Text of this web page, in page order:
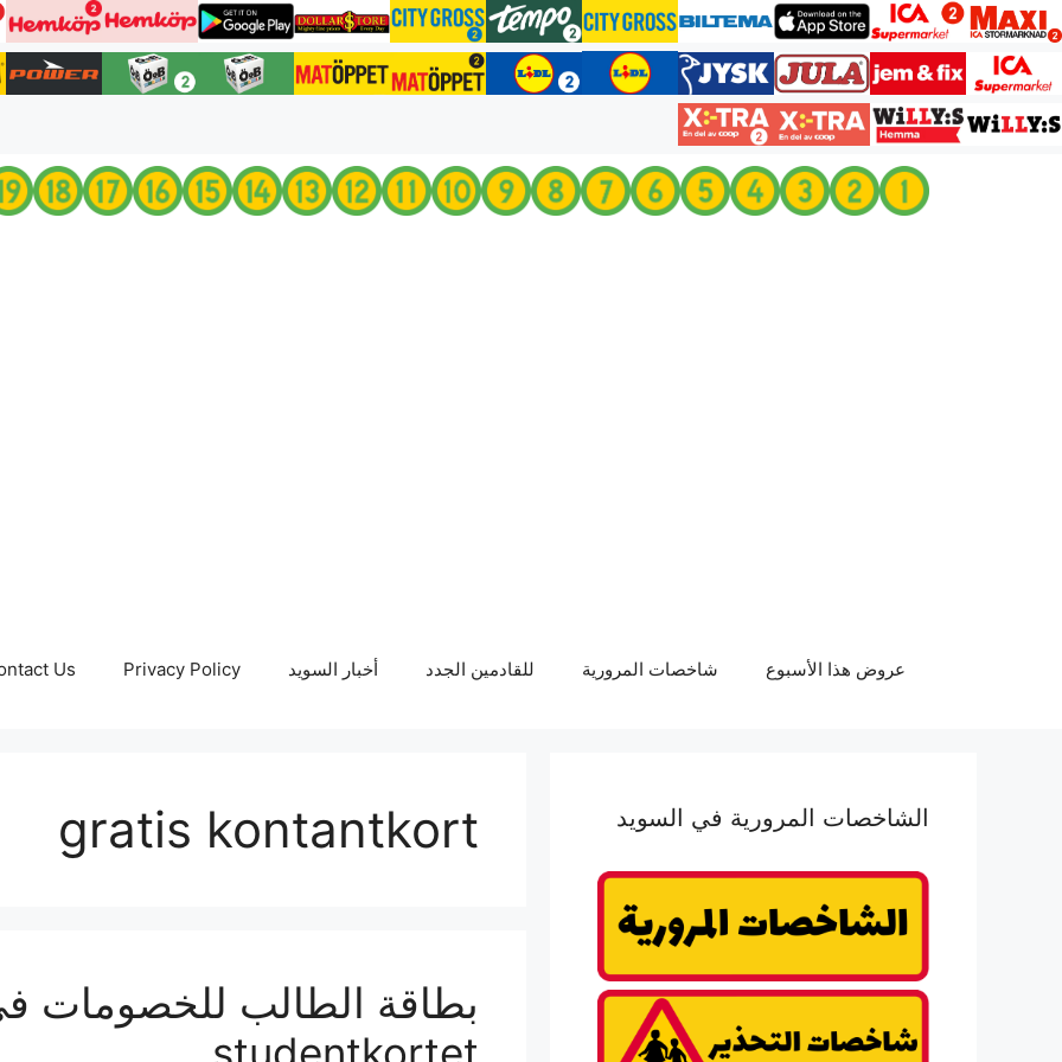
إلى
المحتوى
عروض هذا الأسبوع شاخصات المرورية للقادمين الجدد أخبار السويد Privacy Policy
Us
gratis kontantkort
بطاقة الطالب للخصومات
studentkortet
الشاخصات المرورية في السويد